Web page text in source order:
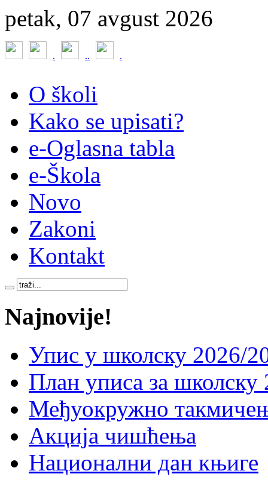
petak, 07 avgust 2026
. .. .
O školi
Kako se upisati?
e-Oglasna tabla
e-Škola
Novo
Zakoni
Kontakt
Najnovije!
Упис у школску 2026/
План уписа за школску
Међуокружно
Акција чишћења
Национални дан књиге